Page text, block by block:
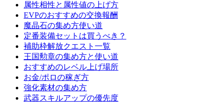
属性相性と属性値の上げ方
EVPのおすすめの交換報酬
魔晶石の集め方使い道
定番装備セットは買うべき？
補助枠解放クエスト一覧
王国勲章の集め方と使い道
おすすめのレベル上げ場所
お金/ポロの稼ぎ方
強化素材の集め方
武器スキルアップの優先度